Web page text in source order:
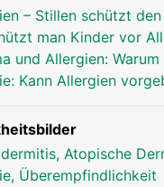
– Stillen schützt
man Kinder vor
und Allergien:
Kann Allergien
Atopische
Überempfindlichkeit